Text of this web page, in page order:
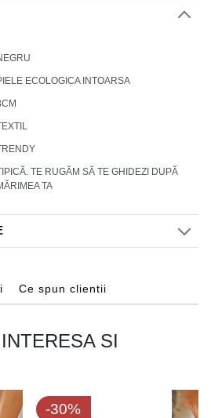
ECOLOGICA INTOARSA
TE RUGĂM SĂ TE GHIDEZI DUPĂ
TA
Ce spun clientii
SI
-30%